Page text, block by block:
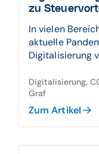
zu
In vielen
aktuelle
Digitalisierung
Digitalisierung,
Graf
Zum Artikel